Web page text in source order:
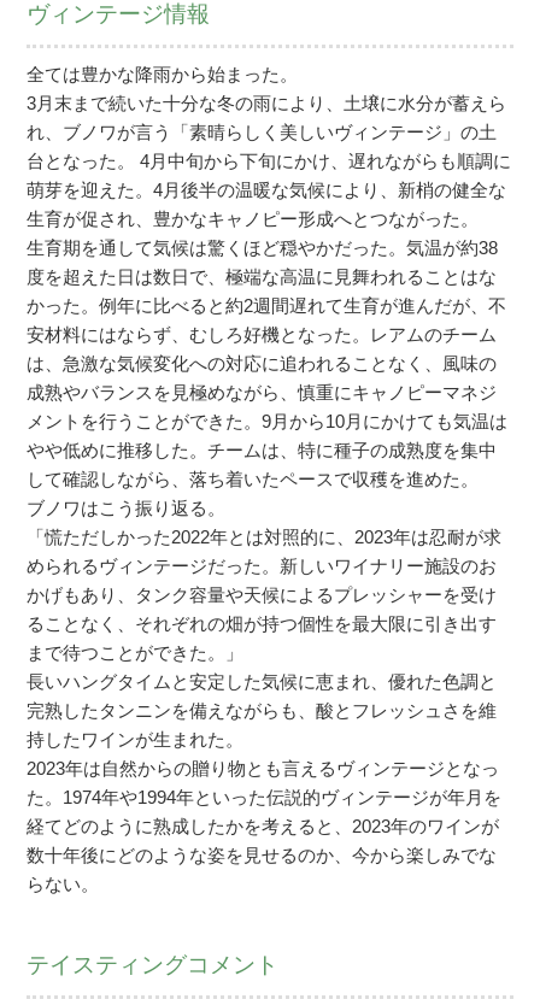
ヴィンテージ情報
全ては豊かな降雨から始まった。
3月末まで続いた十分な冬の雨により、土壌に水分が蓄えら
れ、ブノワが言う「素晴らしく美しいヴィンテージ」の土
台となった。 4月中旬から下旬にかけ、遅れながらも順調に
萌芽を迎えた。4月後半の温暖な気候により、新梢の健全な
生育が促され、豊かなキャノピー形成へとつながった。
生育期を通して気候は驚くほど穏やかだった。気温が約38
度を超えた日は数日で、極端な高温に見舞われることはな
かった。例年に比べると約2週間遅れて生育が進んだが、不
安材料にはならず、むしろ好機となった。レアムのチーム
は、急激な気候変化への対応に追われることなく、風味の
成熟やバランスを見極めながら、慎重にキャノピーマネジ
メントを行うことができた。9月から10月にかけても気温は
やや低めに推移した。チームは、特に種子の成熟度を集中
して確認しながら、落ち着いたペースで収穫を進めた。
ブノワはこう振り返る。
「慌ただしかった2022年とは対照的に、2023年は忍耐が求
められるヴィンテージだった。新しいワイナリー施設のお
かげもあり、タンク容量や天候によるプレッシャーを受け
ることなく、それぞれの畑が持つ個性を最大限に引き出す
まで待つことができた。」
長いハングタイムと安定した気候に恵まれ、優れた色調と
完熟したタンニンを備えながらも、酸とフレッシュさを維
持したワインが生まれた。
2023年は自然からの贈り物とも言えるヴィンテージとなっ
た。1974年や1994年といった伝説的ヴィンテージが年月を
経てどのように熟成したかを考えると、2023年のワインが
数十年後にどのような姿を見せるのか、今から楽しみでな
らない。
テイスティングコメント